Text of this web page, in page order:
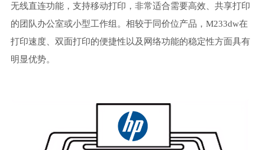
无线直连功能，支持移动打印，非常适合需要高效、共享打印
的团队办公室或小型工作组。相较于同价位产品，M233dw在
打印速度、双面打印的便捷性以及网络功能的稳定性方面具有
明显优势。